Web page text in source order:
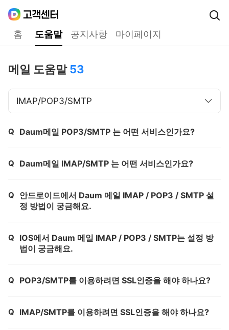
홈 도움말 공지사항 마이페이지
메일 도움말 53
IMAP/POP3/SMTP
Q Daum메일 POP3/SMTP 는 어떤 서비스인가요?
Q Daum메일 IMAP/SMTP 는 어떤 서비스인가요?
Q
안드로이드에서 Daum 메일 IMAP / POP3 / SMTP 설
정 방법이 궁금해요.
Q
IOS에서 Daum 메일 IMAP / POP3 / SMTP는 설정 방
법이 궁금해요.
Q POP3/SMTP를 이용하려면 SSL인증을 해야 하나요?
Q IMAP/SMTP를 이용하려면 SSL인증을 해야 하나요?